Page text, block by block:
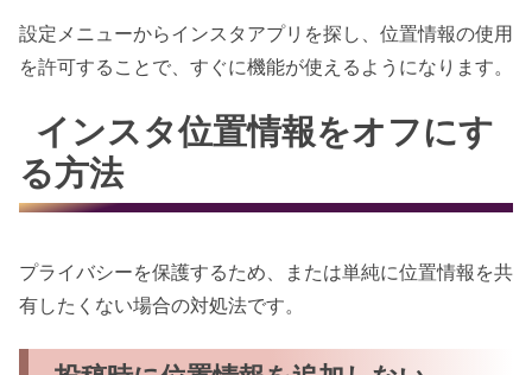
設定メニューからインスタアプリを探し、位置情報の使用
を許可することで、すぐに機能が使えるようになります。
インスタ位置情報をオフにす
る方法
プライバシーを保護するため、または単純に位置情報を共
有したくない場合の対処法です。